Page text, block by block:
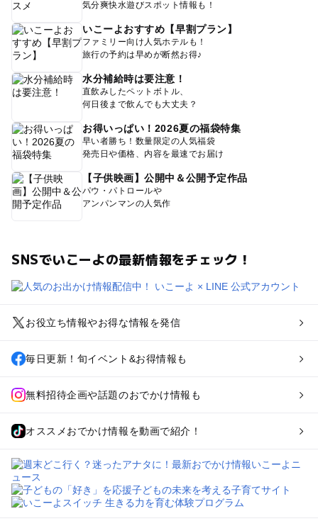
気分爽快水遊びスポット情報も！
いこーよおすすめ【早割プラン】
ファミリー向け人気ホテルも！
旅行の予約は早めが断然お得♪
水分補給時は要注意！
直飲みしたペットボトル、
何日後まで飲んでも大丈夫？
お得いっぱい！2026夏の福袋特集
早い者勝ち！数量限定の人気福袋
発売日や価格、内容を最速でお届け
【子供映画】公開中＆公開予定作品
パウ・パトロールや
アンパンマンの人気作
SNSでいこーよの最新情報をチェック！
お役立ち情報やお得な情報を発信
毎日更新！旬イベント&お得情報も
無料招待企画や話題のおでかけ情報も
オススメおでかけ情報を動画で紹介！